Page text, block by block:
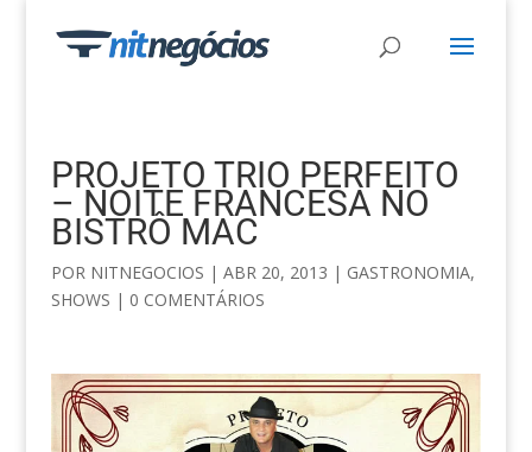
PROJETO TRIO PERFEITO
– NOITE FRANCESA NO
BISTRÔ MAC
POR NITNEGOCIOS | ABR 20, 2013 | GASTRONOMIA,
SHOWS | 0 COMENTÁRIOS